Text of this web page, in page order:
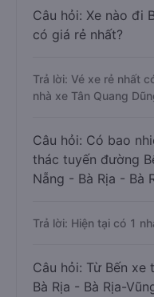
Câu hỏi: Xe nào đi
có giá rẻ nhất?
Trả lời: Vé xe rẻ nhất
nhà xe Tân Quang
Câu hỏi: Có bao
thác tuyến đường
Nẵng - Bà Rịa - Bà
Trả lời: Hiện tại có 1
Câu hỏi: Từ Bến
Bà Rịa - Bà Rịa-